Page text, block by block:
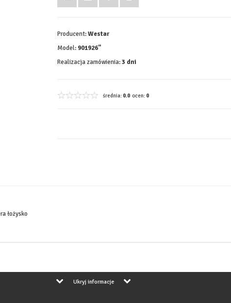
Producent:Westar
Model: 901926"
Realizacja zamówienia:3 dni
średnia: 0.0 ocen: 0
łożysko
Ukryj informacje